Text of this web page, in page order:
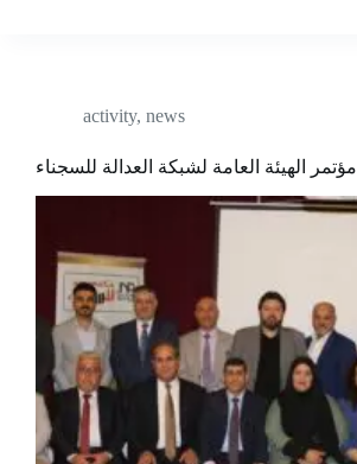
activity, news
مؤتمر الهيئة العامة لشبكة العدالة للسجناء